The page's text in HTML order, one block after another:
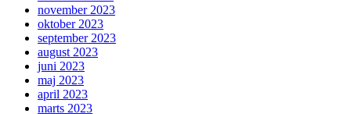
november 2023
oktober 2023
september 2023
august 2023
juni 2023
maj 2023
april 2023
marts 2023